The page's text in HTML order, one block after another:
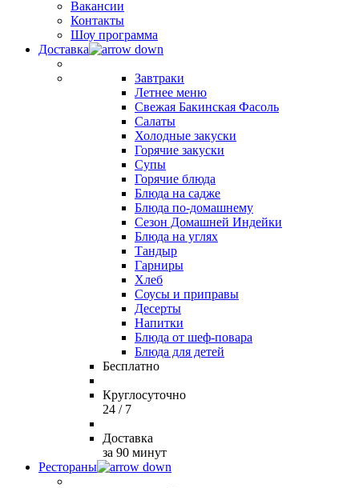
Вакансии
Контакты
Шоу программа
Доставка
Завтраки
Летнее меню
Свежая Бакинская Фасоль
Салаты
Холодные закуски
Горячие закуски
Супы
Горячие блюда
Блюда на садже
Блюда по-домашнему
Сезон Домашней Индейки
Блюда на углях
Тандыр
Гарниры
Хлеб
Соусы и приправы
Десерты
Напитки
Блюда от шеф-повара
Блюда для детей
Бесплатно
Круглосуточно
24 / 7
Доставка
за 90 минут
Рестораны